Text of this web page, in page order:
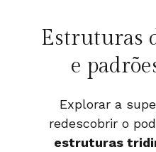
Estruturas
e
Explorar a
redescobrir o
estruturas